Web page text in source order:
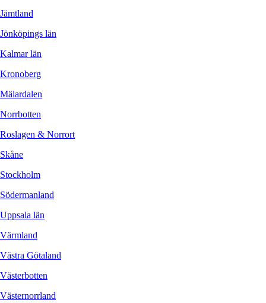
Jämtland
Jönköpings län
Kalmar län
Kronoberg
Mälardalen
Norrbotten
Roslagen & Norrort
Skåne
Stockholm
Södermanland
Uppsala län
Värmland
Västra Götaland
Västerbotten
Västernorrland